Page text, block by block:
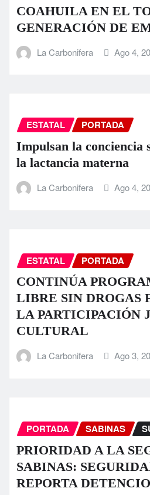
COAHUILA EN EL
GENERACIÓN DE
La Carbonifera Ago 4,
ESTATAL PORTADA
Impulsan la conciencia
la lactancia materna
La Carbonifera Ago 4,
ESTATAL PORTADA
CONTINÚA
LIBRE SIN DROGAS
LA PARTICIPACIÓN
CULTURAL
La Carbonifera Ago 3,
PORTADA SABINAS
PRIORIDAD A LA
SABINAS:
REPORTA